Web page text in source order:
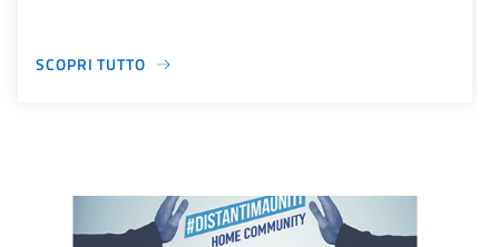
SCOPRI TUTTO